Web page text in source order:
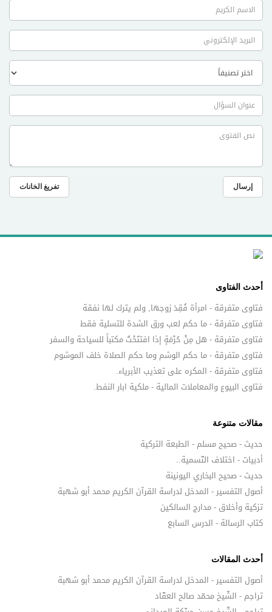
إرسال تفريغ الخانات
أحدث الفتاوى
فتاوى متفرقة - امرأة فُقِدَ زوجها, ولم يترك لها نفقة
فتاوى متفرقة - ما حكم لعب ورق الشدة للتسلية فقط
فتاوى متفرقة - هل مِنْ حُرْمَةٍ إذا افتتَحْتُ مكتباً للسياحة والسفر
فتاوى متفرقة - ما حكم الوشم وما حكم الصلاة خلف الموشوم
فتاوى متفرقة - المكره على تعذيب الأبرياء.
فتاوى البيوع والمعاملات المالية - ملكية ابار النفط.
مقالات متنوعة
حديث - صحيح مسلم - الطبعة التركية
أدبيات - اختلاف التّسمية..
حديث - صحيح البخاري اليونينة
أصول التفسير - المدخل لدراسة القرآن الكريم محمد أبو شهبة
تزكية وأخلاق - مدارج السالكين
كتاب الرسالة - الدرس السابع
أحدث المقالات
أصول التفسير - المدخل لدراسة القرآن الكريم محمد أبو شهبة
تراجم - الشّيخ محمّد صالح العقّاد